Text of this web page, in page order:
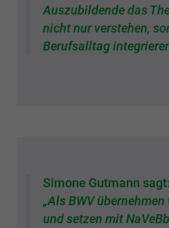
Auszubildende das
nicht nur verstehen,
Berufsalltag
Simone Gutmann sagt:
„Als BWV
und setzen mit